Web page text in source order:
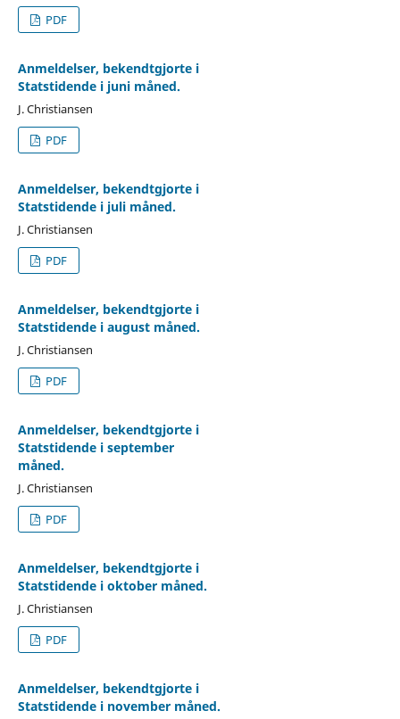
PDF
Anmeldelser, bekendtgjorte i
Statstidende i juni måned.
J. Christiansen
PDF
Anmeldelser, bekendtgjorte i
Statstidende i juli måned.
J. Christiansen
PDF
Anmeldelser, bekendtgjorte i
Statstidende i august måned.
J. Christiansen
PDF
Anmeldelser, bekendtgjorte i
Statstidende i september
måned.
J. Christiansen
PDF
Anmeldelser, bekendtgjorte i
Statstidende i oktober måned.
J. Christiansen
PDF
Anmeldelser, bekendtgjorte i
Statstidende i november måned.